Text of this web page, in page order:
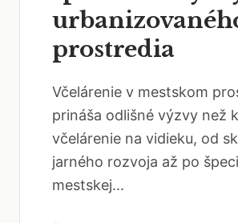
prostredia
Včelárenie v mestskom
prináša odlišné výzvy než
včelárenie na vidieku, od
jarného rozvoja až po
mestskej...